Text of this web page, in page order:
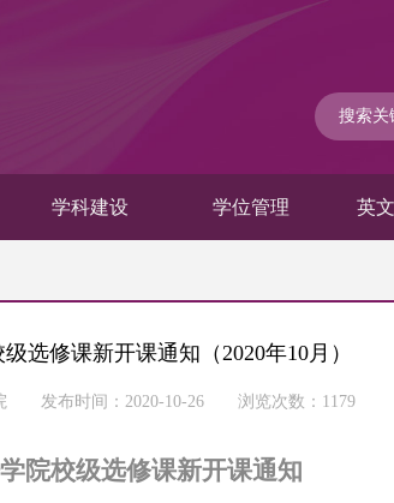
学科建设 学位管理 英
选修课新开课通知（2020年10月）
发布时间：2020-10-26 浏览次数： 1179
院校级选修课新开课通知